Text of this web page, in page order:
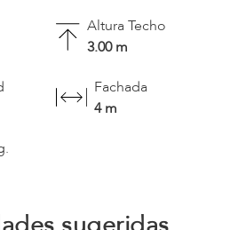
Altura Techo
3.00 m
Fachada
4 m